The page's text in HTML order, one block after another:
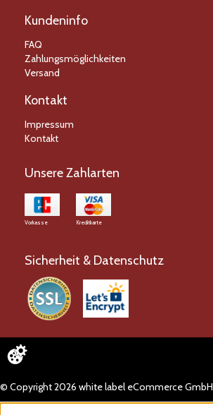
Kundeninfo
FAQ
Zahlungsmöglichkeiten
Versand
Kontakt
Impressum
Kontakt
Unsere Zahlarten
Vorkasse Kreditkarte
Sicherheit & Datenschutz
© Copyright 2026 white label eCommerce GmbH